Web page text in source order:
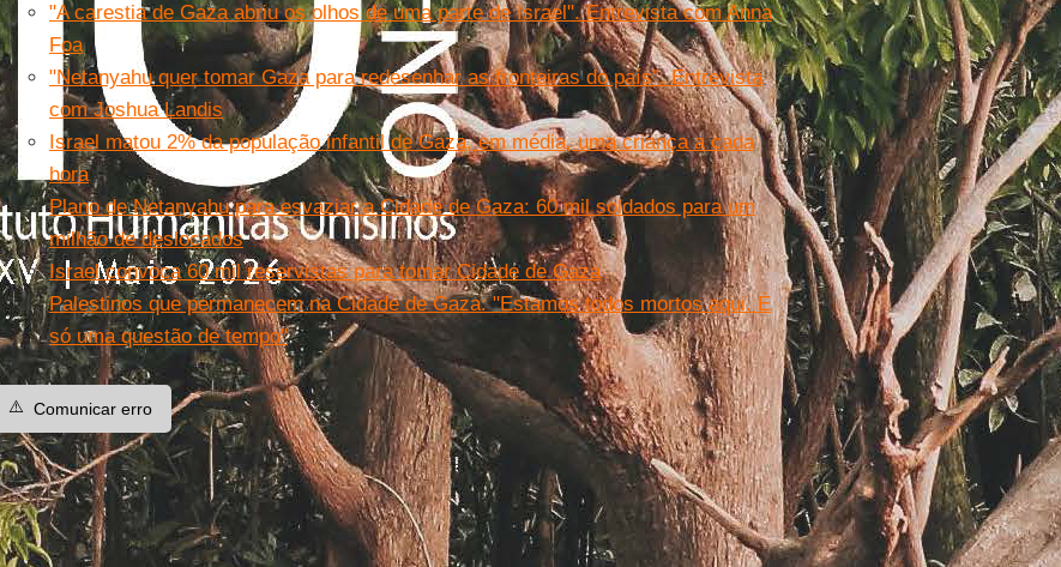
"A carestia de Gaza abriu os olhos de uma parte de Israel". Entrevista com Anna
Foa
"Netanyahu quer tomar Gaza para redesenhar as fronteiras do país”. Entrevista
com Joshua Landis
Israel matou 2% da população infantil de Gaza, em média, uma criança a cada
hora
Plano de Netanyahu para esvaziar a Cidade de Gaza: 60 mil soldados para um
milhão de deslocados
Israel convoca 60 mil reservistas para tomar Cidade de Gaza
Palestinos que permanecem na Cidade de Gaza: "Estamos todos mortos aqui. É
só uma questão de tempo"
⚠️ Comunicar erro